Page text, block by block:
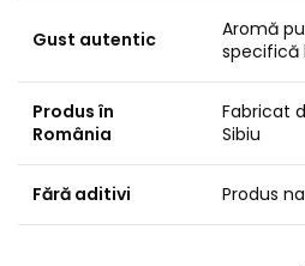
Gust autentic
Aromă
specifică
Produs în
România
Fabricat
Sibiu
Fără aditivi Produs